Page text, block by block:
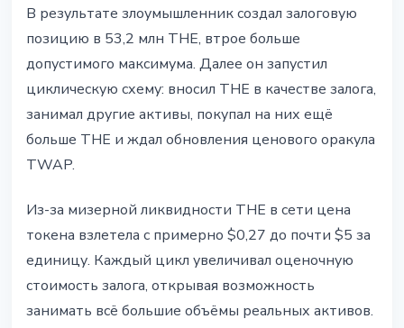
В результате злоумышленник создал залоговую
позицию в 53,2 млн THE, втрое больше
допустимого максимума. Далее он запустил
циклическую схему: вносил THE в качестве залога,
занимал другие активы, покупал на них ещё
больше THE и ждал обновления ценового оракула
TWAP.
Из-за мизерной ликвидности THE в сети цена
токена взлетела с примерно $0,27 до почти $5 за
единицу. Каждый цикл увеличивал оценочную
стоимость залога, открывая возможность
занимать всё большие объёмы реальных активов.